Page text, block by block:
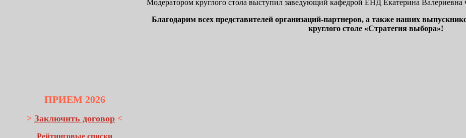
Модератором круглого стола выступил заведующий кафедрой ЕНД Екатерина Валериевна
Благодарим всех представителей организаций-партнеров, а также наших
круглого столе «Стратегия выбора»!
ПРИЕМ 2026
> Заключить договор <
Рейтинговые списки